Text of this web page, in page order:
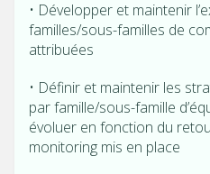
• Développer et maintenir
familles/sous-familles de
attribuées
• Définir et maintenir les
par famille/sous-famille
évoluer en fonction du
monitoring mis en place